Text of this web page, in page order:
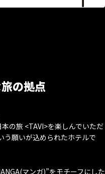
の拠点
本の旅 <TAVI>を楽しんでいただ
う願いが込められたホテルで
マンガ)”をモチーフにした